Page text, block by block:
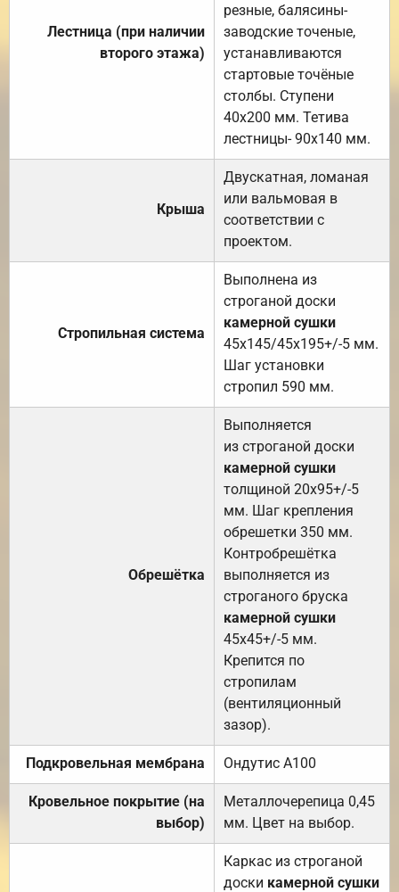
Лестница (при наличии
второго этажа)
резные, балясины-
заводские точеные,
устанавливаются
стартовые точёные
столбы. Ступени
40х200 мм. Тетива
лестницы- 90х140 мм.
Крыша
Двускатная, ломаная
или вальмовая в
соответствии с
проектом.
Стропильная система
Выполнена из
строганой доски
камерной сушки
45х145/45х195+/-5 мм.
Шаг установки
стропил 590 мм.
Обрешётка
Выполняется
из строганой доски
камерной сушки
толщиной 20х95+/-5
мм. Шаг крепления
обрешетки 350 мм.
Контробрешётка
выполняется из
строганого бруска
камерной сушки
45х45+/-5 мм.
Крепится по
стропилам
(вентиляционный
зазор).
Подкровельная мембрана Ондутис А100
Кровельное покрытие (на
выбор)
Металлочерепица 0,45
мм. Цвет на выбор.
Каркас из строганой
доски камерной сушки